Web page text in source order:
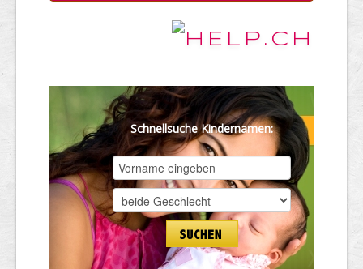
Schnellsuche Kindernamen: